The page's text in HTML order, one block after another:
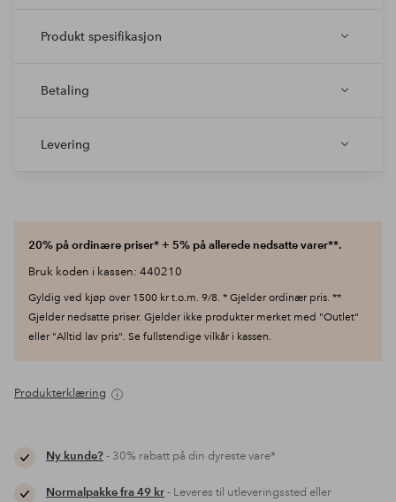
Produkt spesifikasjon
Betaling
Levering
20% på ordinære priser* + 5% på allerede nedsatte varer**.
Bruk koden i kassen: 440210
Gyldig ved kjøp over 1500 kr t.o.m. 9/8. * Gjelder ordinær pris. **
Gjelder nedsatte priser. Gjelder ikke produkter merket med "Outlet"
eller "Alltid lav pris". Se fullstendige vilkår i kassen.
Produkterklæring
Ny kunde?- 30% rabatt på din dyreste vare*
Normalpakke fra 49 kr- Leveres til utleveringssted eller